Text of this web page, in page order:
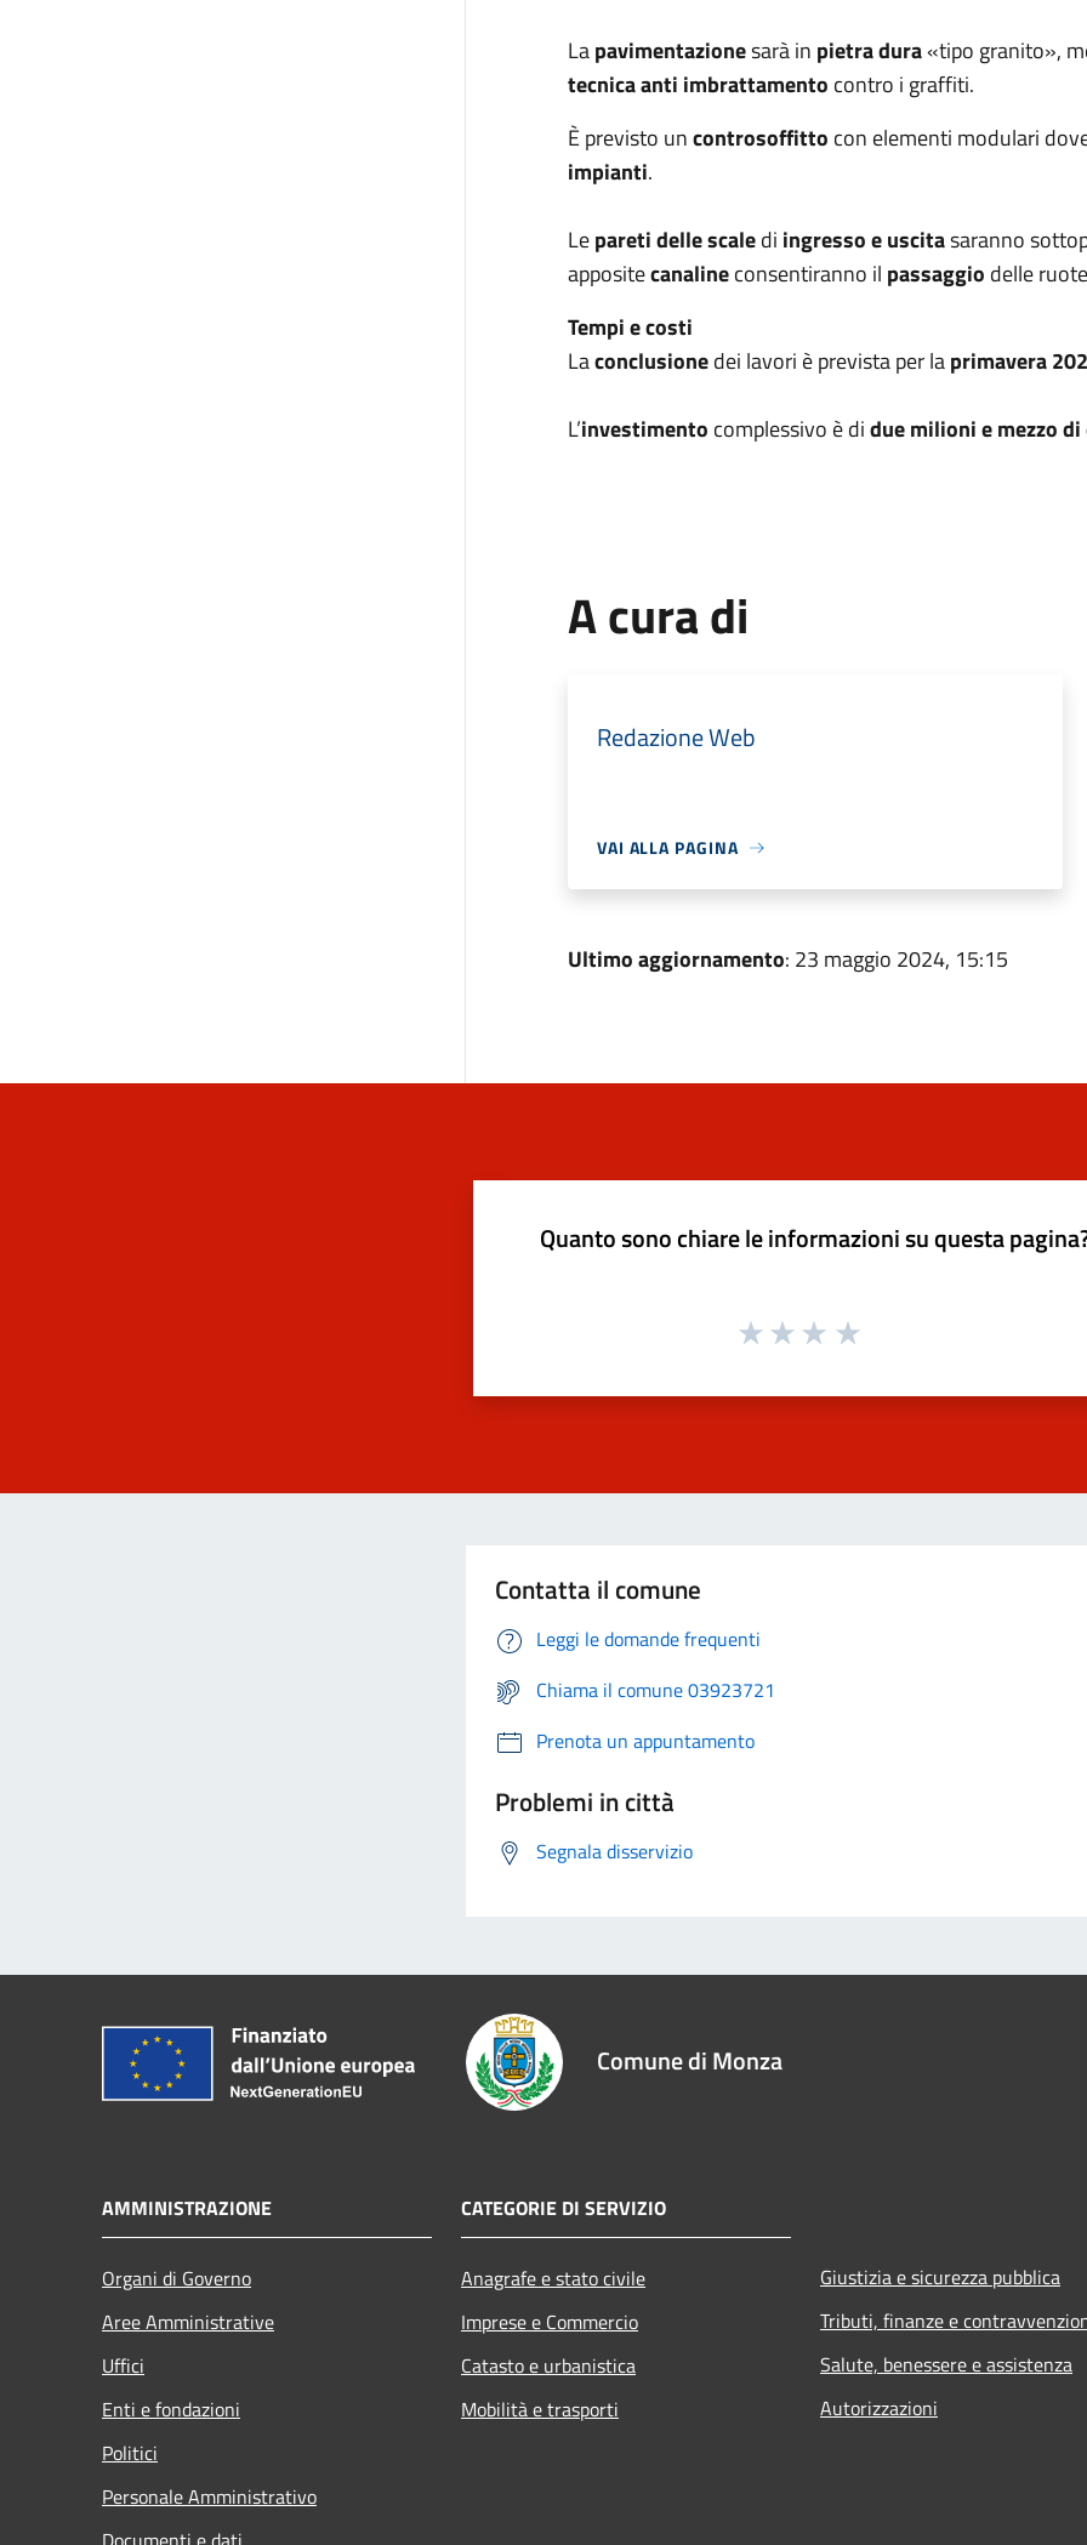
Lapavimentazionesarà in pietra dura«tipo granito»,
tecnica anti imbrattamento contro i graffiti.
È previsto uncontrosoffitto con elementi modulari
impianti.
Lepareti delle scaledi ingresso e uscitasaranno
appositecanalineconsentiranno il passaggio delle
Tempi e costi
Laconclusionedei lavori è prevista per laprimavera
L’investimento complessivo è didue milioni e mezzo
A cura di
Redazione Web
VAI ALLA PAGINA
Ultimo aggiornamento: 23 maggio 2024, 15:15
Quanto sono chiare le informazioni su questa
Contatta il comune
Leggi le domande frequenti
Chiama il comune 03923721
Prenota un appuntamento
Problemi in città
Segnala disservizio
Comune di Monza
AMMINISTRAZIONE
Organi di Governo
Aree Amministrative
Uffici
Enti e fondazioni
Politici
Personale Amministrativo
CATEGORIE DI SERVIZIO
Anagrafe e stato civile
Imprese e Commercio
Catasto e urbanistica
Mobilità e trasporti
Giustizia e sicurezza pubblica
Tributi, finanze e
Salute, benessere e assistenza
Autorizzazioni